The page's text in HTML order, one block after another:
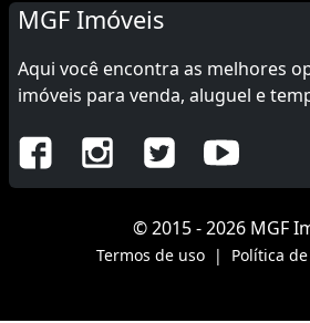
MGF Imóveis
Aqui você encontra as melhores
imóveis para venda, aluguel e
© 2015 - 2026 MGF
Termos de uso | Política